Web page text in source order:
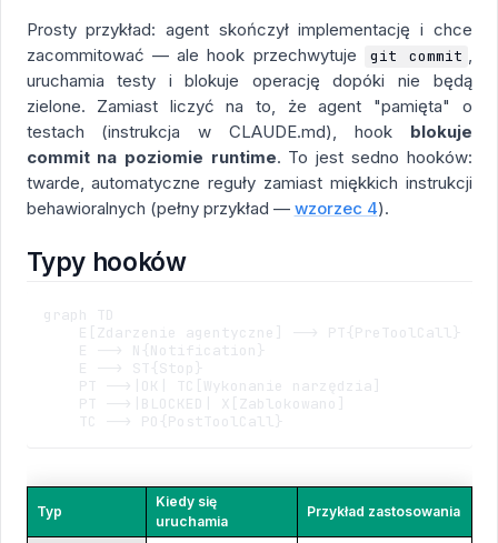
Prosty przykład: agent skończył implementację i chce
zacommitować — ale hook przechwytuje
git commit ,
uruchamia testy i blokuje operację dopóki nie będą
zielone. Zamiast liczyć na to, że agent "pamięta" o
testach (instrukcja w CLAUDE.md), hook blokuje
commit na poziomie runtime. To jest sedno hooków:
twarde, automatyczne reguły zamiast miękkich instrukcji
behawioralnych (pełny przykład — wzorzec 4).
Typy hooków
graph TD
    E[Zdarzenie agentyczne] --> PT{PreToolCall}
    E --> N{Notification}
    E --> ST{Stop}
    PT -->|OK| TC[Wykonanie narzędzia]
    PT -->|BLOCKED| X[Zablokowano]
Typ
Kiedy się
uruchamia
Przykład zastosowania